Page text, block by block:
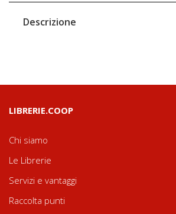
Descrizione
LIBRERIE.COOP
Chi siamo
Le Librerie
Servizi e vantaggi
Raccolta punti